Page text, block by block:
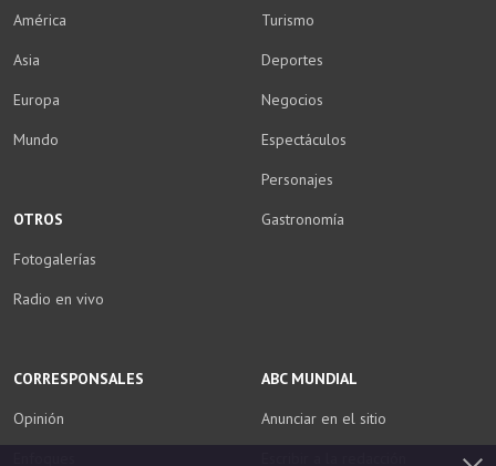
América
Asia
Europa
Mundo
Turismo
Deportes
Negocios
Espectáculos
Personajes
Gastronomía
CORRESPONSALES
Opinión
OTROS
Fotogalerías
Radio en vivo
ABC MUNDIAL
Anunciar en el sitio